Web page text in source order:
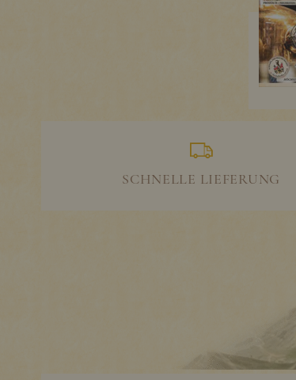
SCHNELLE LIEFERUNG